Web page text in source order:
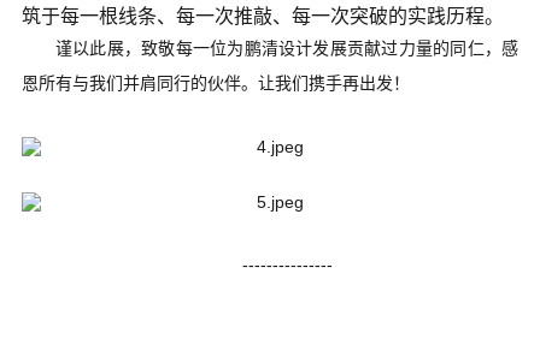
筑于每一根线条、每一次推敲、每一次突破的实践历程。
谨以此展，致敬每一位为鹏清设计发展贡献过力量的同仁，感
恩所有与我们并肩同行的伙伴。让我们携手再出发！
---------------